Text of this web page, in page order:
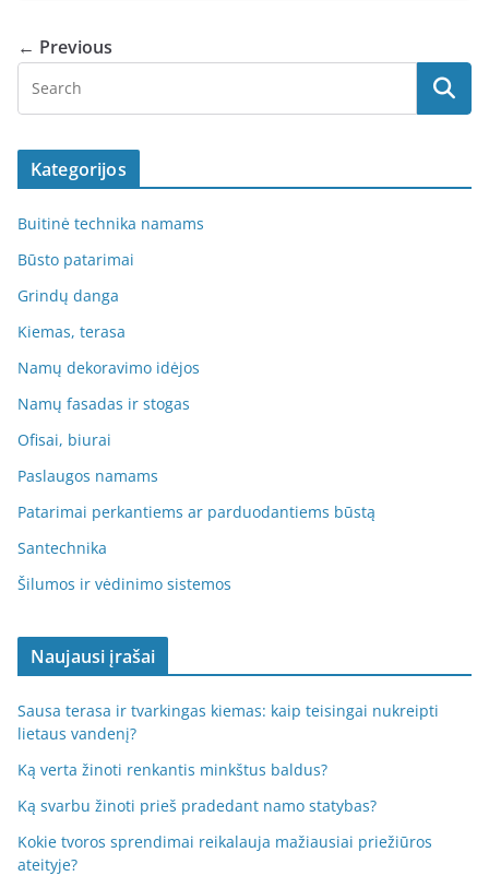
← Previous
Kategorijos
Buitinė technika namams
Būsto patarimai
Grindų danga
Kiemas, terasa
Namų dekoravimo idėjos
Namų fasadas ir stogas
Ofisai, biurai
Paslaugos namams
Patarimai perkantiems ar parduodantiems būstą
Santechnika
Šilumos ir vėdinimo sistemos
Naujausi įrašai
Sausa terasa ir tvarkingas kiemas: kaip teisingai nukreipti
lietaus vandenį?
Ką verta žinoti renkantis minkštus baldus?
Ką svarbu žinoti prieš pradedant namo statybas?
Kokie tvoros sprendimai reikalauja mažiausiai priežiūros
ateityje?